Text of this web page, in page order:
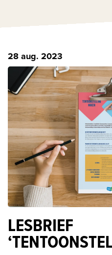
28 aug. 2023
LESBRIEF